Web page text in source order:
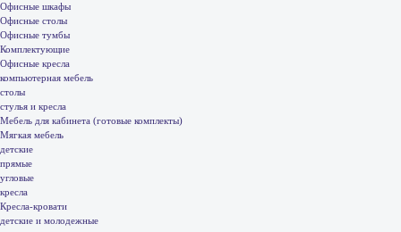
Офисные шкафы
Офисные столы
Офисные тумбы
Комплектующие
Офисные кресла
компьютерная мебель
столы
стулья и кресла
Мебель для кабинета (готовые комплекты)
Мягкая мебель
детские
прямые
угловые
кресла
Кресла-кровати
детские и молодежные